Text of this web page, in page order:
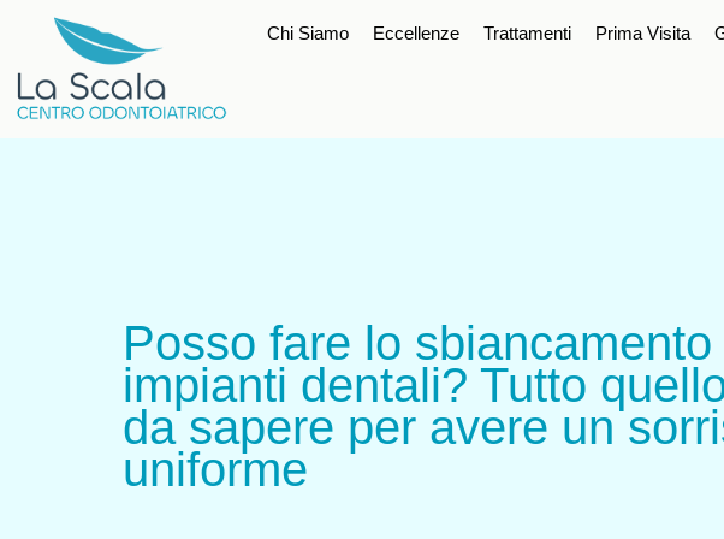
Chi Siamo Eccellenze Trattamenti Prima Visita
Posso fare lo
impianti dentali? Tutto
da sapere per avere un
uniforme